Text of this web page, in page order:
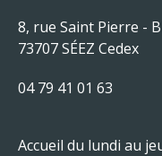
8, rue Saint Pierre -
73707 SÉEZ Cedex
04 79 41 01 63
Accueil du lundi au